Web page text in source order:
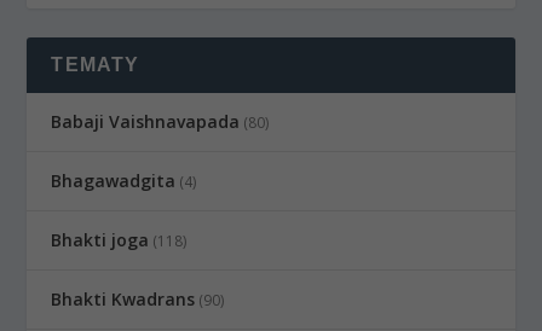
TEMATY
Babaji Vaishnavapada (80)
Bhagawadgita (4)
Bhakti joga (118)
Bhakti Kwadrans (90)